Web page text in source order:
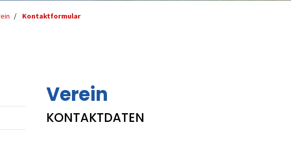
Kontaktformular
Verein
KONTAKTDATEN
Termine